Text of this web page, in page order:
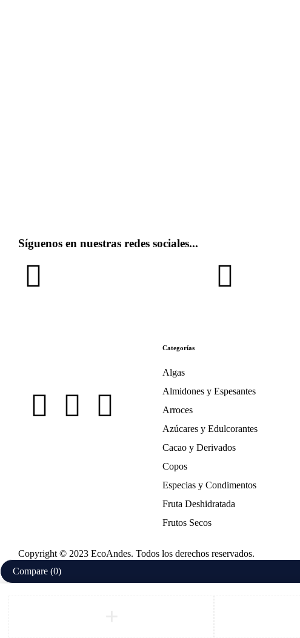
Síguenos en nuestras redes sociales...
Categorías
Algas
Almidones y Espesantes
Arroces
Azúcares y Edulcorantes
Cacao y Derivados
Copos
Especias y Condimentos
Fruta Deshidratada
Frutos Secos
Copyright © 2023 EcoAndes. Todos los derechos reservados.
Compare (0)